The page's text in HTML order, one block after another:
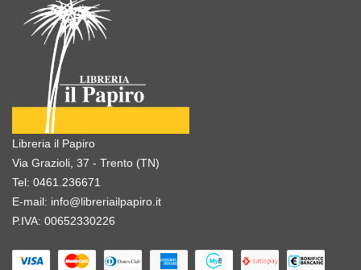
Libreria il Papiro
Via Grazioli, 37 - Trento (TN)
Tel: 0461.236671
E-mail: info@libreriailpapiro.it
P.IVA: 00652330226